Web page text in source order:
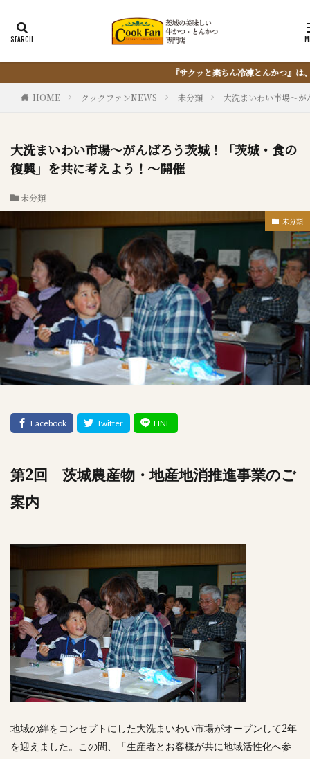
と楽ちん冷凍とんかつ』は、仕込まない・揚げない・油捨てない。おうちで『と
HOME クックファンNEWS 未分類 大洗まいわい市場～
大洗まいわい市場～がんばろう茨城！「茨城・食の
復興」を共に考えよう！～開催
未分類
未分類
第2回 茨城農産物・地産地消推進事業のご
案内
地域の絆をコンセプトにした大洗まいわい市場がオープンして2年
を迎えました。この間、「生産者とお客様が共に地域活性化へ参